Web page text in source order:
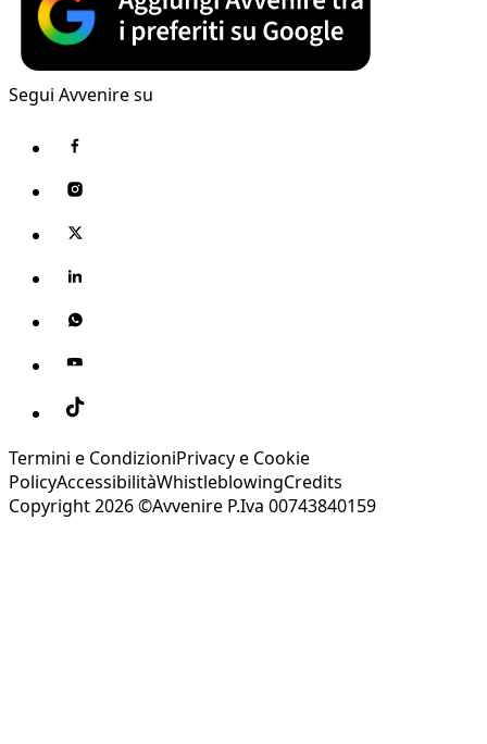
Segui Avvenire su
Termini e CondizioniPrivacy e Cookie
PolicyAccessibilitàWhistleblowingCredits
Copyright 2026 ©Avvenire P.Iva 00743840159